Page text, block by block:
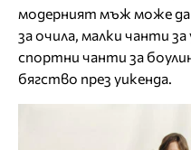
модерният мъж може да
за очила, малки чанти
спортни чанти за
бягство през уикенда.